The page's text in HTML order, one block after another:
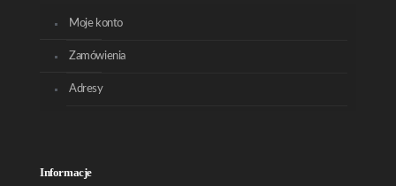
Moje konto
Zamówienia
Adresy
Informacje